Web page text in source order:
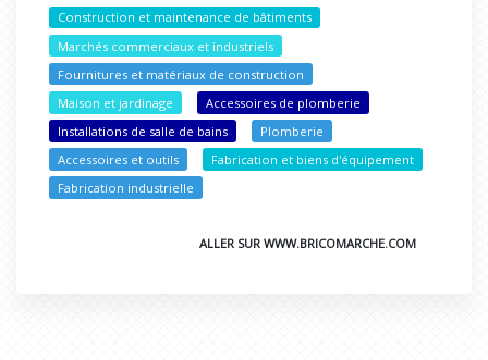
Construction et maintenance de bâtiments
Marchés commerciaux et industriels
Fournitures et matériaux de construction
Maison et jardinage
Accessoires de plomberie
Installations de salle de bains
Plomberie
Accessoires et outils
Fabrication et biens d'équipement
Fabrication industrielle
ALLER SUR WWW.BRICOMARCHE.COM